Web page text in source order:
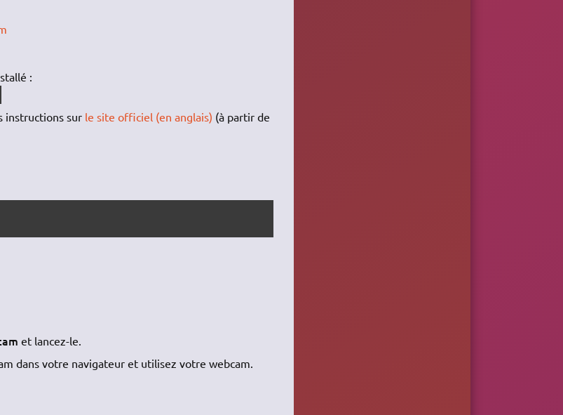
:
instructions sur le site officiel (en anglais) (à partir de
et lancez-le.
dans votre navigateur et utilisez votre webcam.